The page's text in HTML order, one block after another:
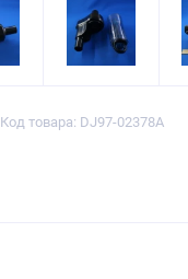
Код товара: DJ97-02378A